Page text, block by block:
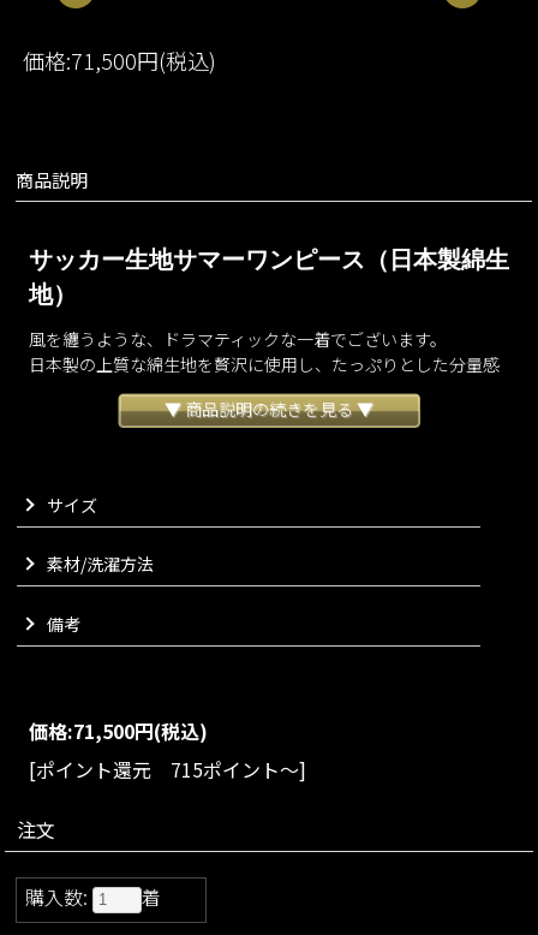
価格:71,500円(税込)
商品説明
サッカー生地サマーワンピース（日本製綿生
地）
風を纏うような、ドラマティックな一着でございます。
日本製の上質な綿生地を贅沢に使用し、たっぷりとした分量感
で仕立てました。
動くたびに揺れる立体的なシルエットは、まるでアートピース
シンプルに見えて手間暇をかけた複雑なパターンと縫製技術に
いませ。
さらりと一枚でワンピースとしてはもちろん、パンツを合わせ
てロングトップスのように着こなしていただくのも素敵でござ
います。
VARIATION
size：S/M/L color：ブラック/レッド
▼ 商品説明の続きを見る ▼
サイズ
素材/洗濯方法
備考
価格:71,500円(税込)
[ポイント還元 715ポイント～]
注文
購入数: 着